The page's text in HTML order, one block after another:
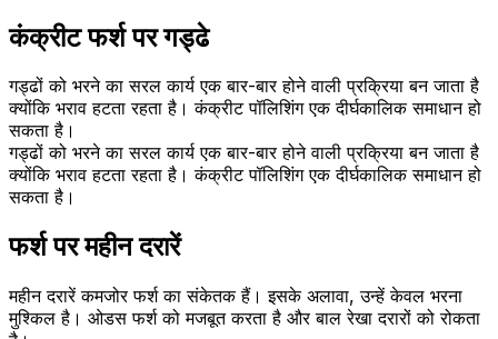
कंक्रीट फर्श पर गड्ढे
गड्ढों को भरने का सरल कार्य एक बार-बार होने वाली प्रक्रिया बन जाता है
क्योंकि भराव हटता रहता है। कंक्रीट पॉलिशिंग एक दीर्घकालिक समाधान हो
सकता है।
गड्ढों को भरने का सरल कार्य एक बार-बार होने वाली प्रक्रिया बन जाता है
क्योंकि भराव हटता रहता है। कंक्रीट पॉलिशिंग एक दीर्घकालिक समाधान हो
सकता है।
फर्श पर महीन दरारें
महीन दरारें कमजोर फर्श का संकेतक हैं। इसके अलावा, उन्हें केवल भरना
मुश्किल है। ओडस फर्श को मजबूत करता है और बाल रेखा दरारों को रोकता